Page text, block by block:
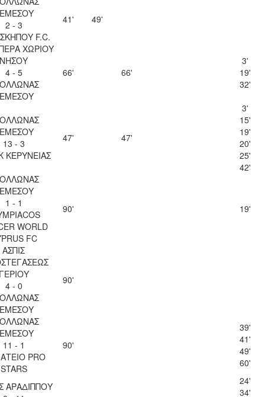
2 - 3
F.C.
41' 49'
ΧΩΡΙΟΥ
ΝΗΣΟΥ
4 - 5
66' 66'
3'
19'
32'
13 - 3
ΚΕΡΥΝΕΙΑΣ
47' 47'
3'
15'
19'
20'
25'
42'
1 - 1
WORLD
FC
90' 19'
ΑΣΠΙΣ
4 - 0
90'
11 - 1
PRO
STARS
90'
39'
41'
49'
60'
ΑΡΑΔΙΠΠΟΥ
24'
34'